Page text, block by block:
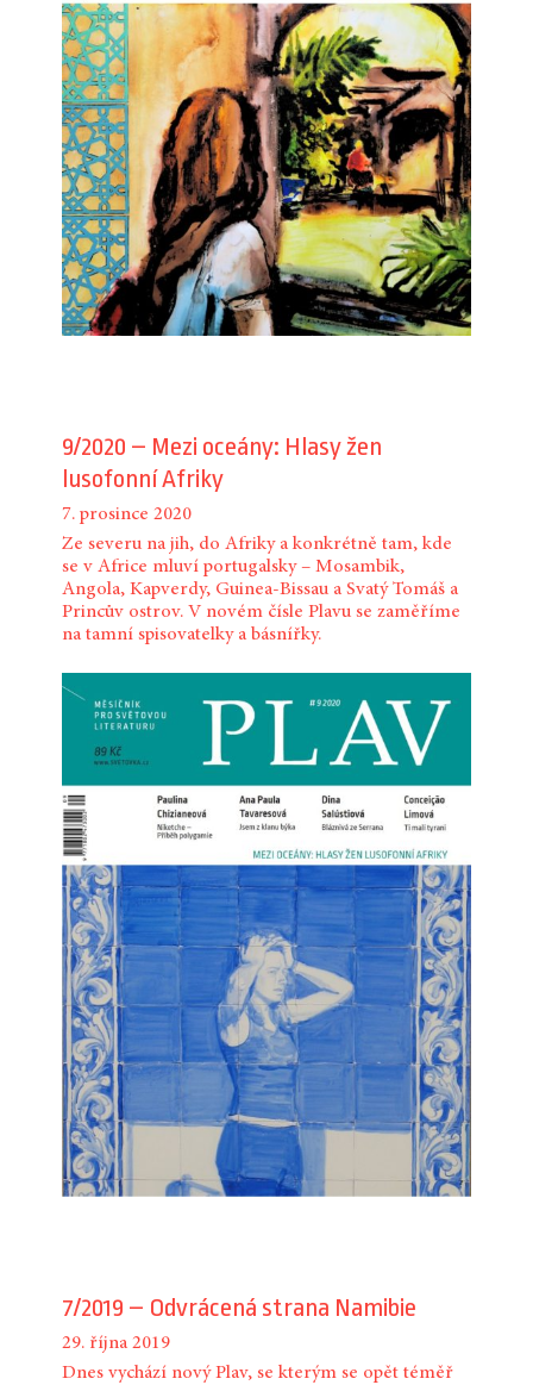
9/2020 – Mezi oceány: Hlasy žen
lusofonní Afriky
7. prosince 2020
Ze severu na jih, do Afriky a konkrétně tam, kde
se v Africe mluví portugalsky – Mosambik,
Angola, Kapverdy, Guinea-Bissau a Svatý Tomáš a
Princův ostrov. V novém čísle Plavu se zaměříme
na tamní spisovatelky a básnířky.
7/2019 – Odvrácená strana Namibie
29. října 2019
Dnes vychází nový Plav, se kterým se opět téměř